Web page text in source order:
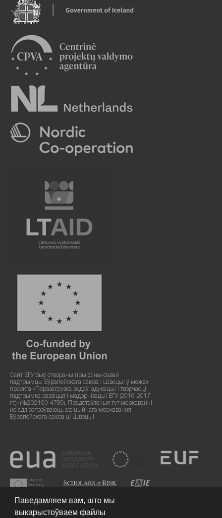
Сайт ЕГУ быў створаны пры фінансавай
падтрымцы Еўрапейскага саюза і Швецыі ў межах
праекта «Перазагрузка ведаў, адукацыі і творчасці:
падтрымка развіцця і мадэрнізацыі ЕГУ (2016-2017
гг.)» (№202100-4789). Прадстаўленыя тут меркаванні
не адлюстроўваюць афіцыйнага меркавання
Еўрапейскага саюза ці Швецыі.
Паведамляем вам, што мы
выкарыстоўваем файлы